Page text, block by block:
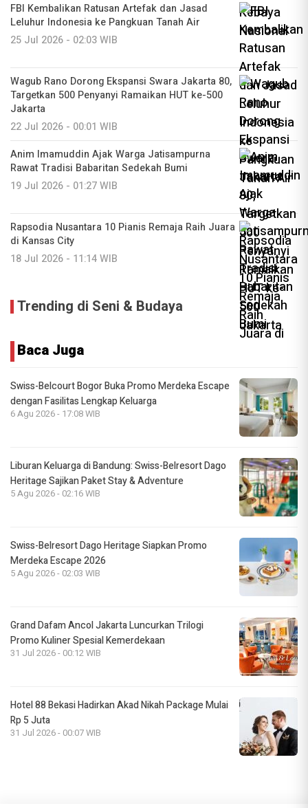
FBI Kembalikan Ratusan Artefak dan Jasad
Leluhur Indonesia ke Pangkuan Tanah Air
25 Jul 2026 - 02:03 WIB
Wagub Rano Dorong Ekspansi Swara Jakarta 80,
Targetkan 500 Penyanyi Ramaikan HUT ke-500
Jakarta
22 Jul 2026 - 00:01 WIB
Anim Imamuddin Ajak Warga Jatisampurna
Rawat Tradisi Babaritan Sedekah Bumi
19 Jul 2026 - 01:27 WIB
Rapsodia Nusantara 10 Pianis Remaja Raih Juara
di Kansas City
18 Jul 2026 - 11:14 WIB
Trending di Seni & Budaya
Baca Juga
Swiss-Belcourt Bogor Buka Promo Merdeka Escape
dengan Fasilitas Lengkap Keluarga
6 Agu 2026 - 17:08 WIB
Liburan Keluarga di Bandung: Swiss-Belresort Dago
Heritage Sajikan Paket Stay & Adventure
5 Agu 2026 - 02:16 WIB
Swiss-Belresort Dago Heritage Siapkan Promo
Merdeka Escape 2026
5 Agu 2026 - 02:03 WIB
Grand Dafam Ancol Jakarta Luncurkan Trilogi
Promo Kuliner Spesial Kemerdekaan
31 Jul 2026 - 00:12 WIB
Hotel 88 Bekasi Hadirkan Akad Nikah Package Mulai
Rp 5 Juta
31 Jul 2026 - 00:07 WIB